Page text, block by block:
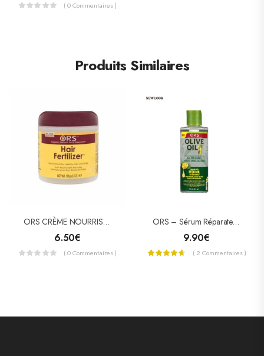
( 0 Commentaires )
Produits Similaires
ORS CRÈME NOURRISSANTE HAIR FERTILIZER
6.50€
( 0 Commentaires )
ORS – Sérum Réparateur À L’huile D’olive
9.90€
( 2 Commentaires )